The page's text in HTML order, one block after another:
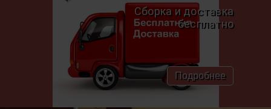
Сборка и доставка
бесплатно
Подробнее